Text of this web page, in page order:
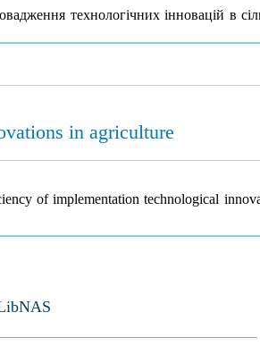
технологічних інновацій в
in agriculture
of implementation technological